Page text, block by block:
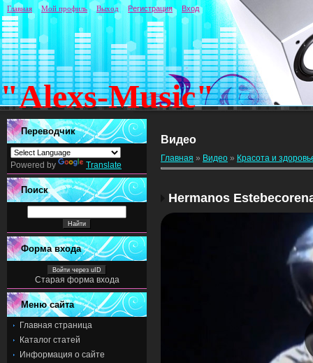
"Alexs-Music"
Главная Мой профиль Выход Регистрация Вход
Переводчик
Powered by Translate
Поиск
Форма входа
Войти через uID
Старая форма входа
Меню сайта
Главная страница
Каталог статей
Информация о сайте
Видео
Главная » Видео » Красота и
Hermanos